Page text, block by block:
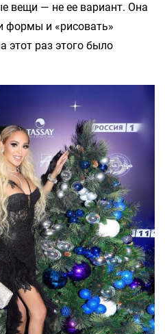
вещи — не ее вариант. Она
формы и «рисовать»
этот раз этого было